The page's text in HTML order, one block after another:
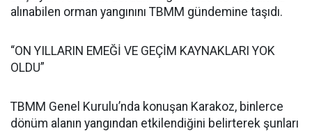
alınabilen orman yangınını TBMM gündemine taşıdı.
“ON YILLARIN EMEĞİ VE GEÇİM KAYNAKLARI YOK
OLDU”
TBMM Genel Kurulu’nda konuşan Karakoz, binlerce
dönüm alanın yangından etkilendiğini belirterek şunları